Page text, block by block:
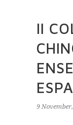
II
9